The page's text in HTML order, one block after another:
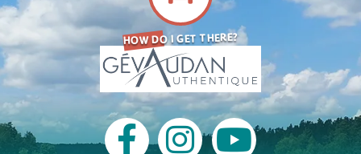
HOW DO I GET THERE?